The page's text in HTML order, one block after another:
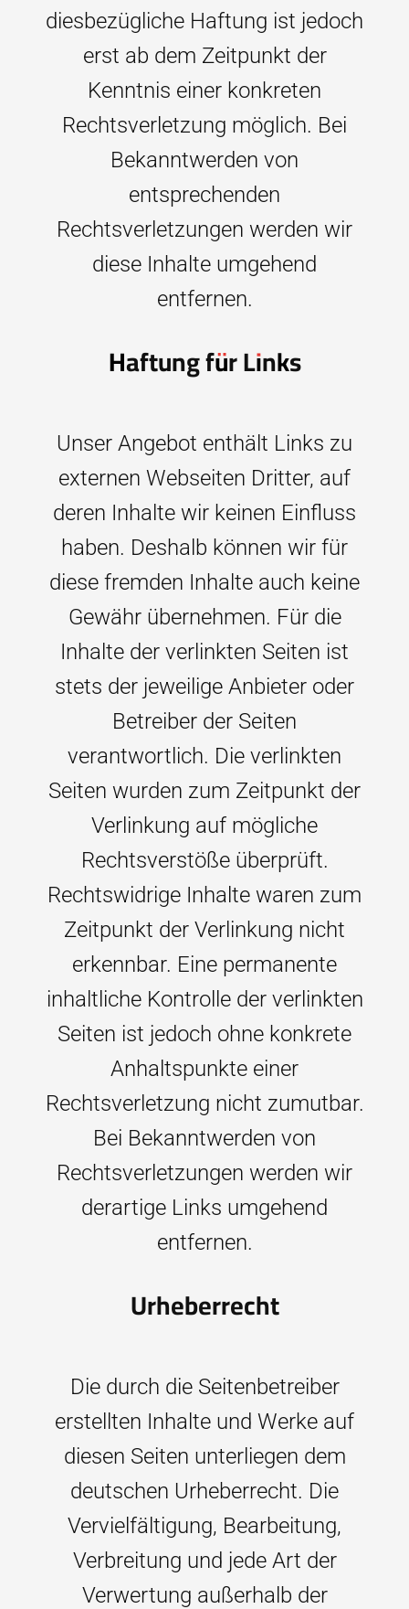
diesbezügliche Haftung ist jedoch
erst ab dem Zeitpunkt der
Kenntnis einer konkreten
Rechtsverletzung möglich. Bei
Bekanntwerden von
entsprechenden
Rechtsverletzungen werden wir
diese Inhalte umgehend
entfernen.
Haftung für Links
Unser Angebot enthält Links zu
externen Webseiten Dritter, auf
deren Inhalte wir keinen Einfluss
haben. Deshalb können wir für
diese fremden Inhalte auch keine
Gewähr übernehmen. Für die
Inhalte der verlinkten Seiten ist
stets der jeweilige Anbieter oder
Betreiber der Seiten
verantwortlich. Die verlinkten
Seiten wurden zum Zeitpunkt der
Verlinkung auf mögliche
Rechtsverstöße überprüft.
Rechtswidrige Inhalte waren zum
Zeitpunkt der Verlinkung nicht
erkennbar. Eine permanente
inhaltliche Kontrolle der verlinkten
Seiten ist jedoch ohne konkrete
Anhaltspunkte einer
Rechtsverletzung nicht zumutbar.
Bei Bekanntwerden von
Rechtsverletzungen werden wir
derartige Links umgehend
entfernen.
Urheberrecht
Die durch die Seitenbetreiber
erstellten Inhalte und Werke auf
diesen Seiten unterliegen dem
deutschen Urheberrecht. Die
Vervielfältigung, Bearbeitung,
Verbreitung und jede Art der
Verwertung außerhalb der